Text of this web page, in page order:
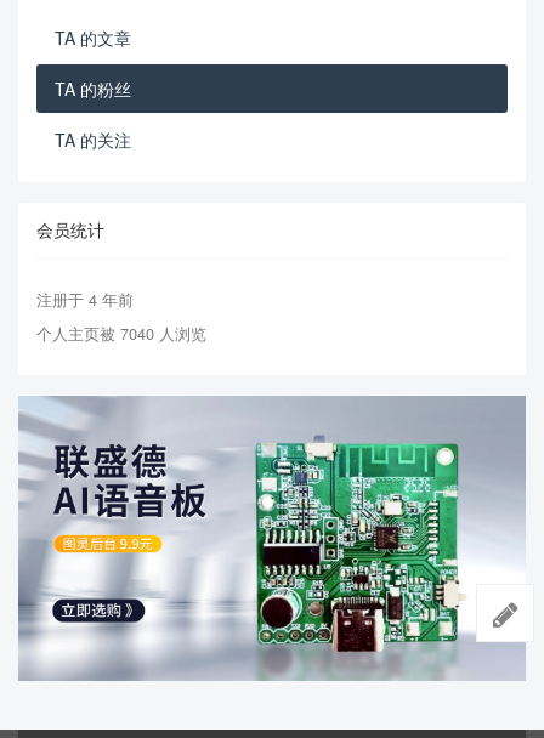
TA 的文章
TA 的粉丝
TA 的关注
会员统计
注册于 4 年前
个人主页被 7040 人浏览